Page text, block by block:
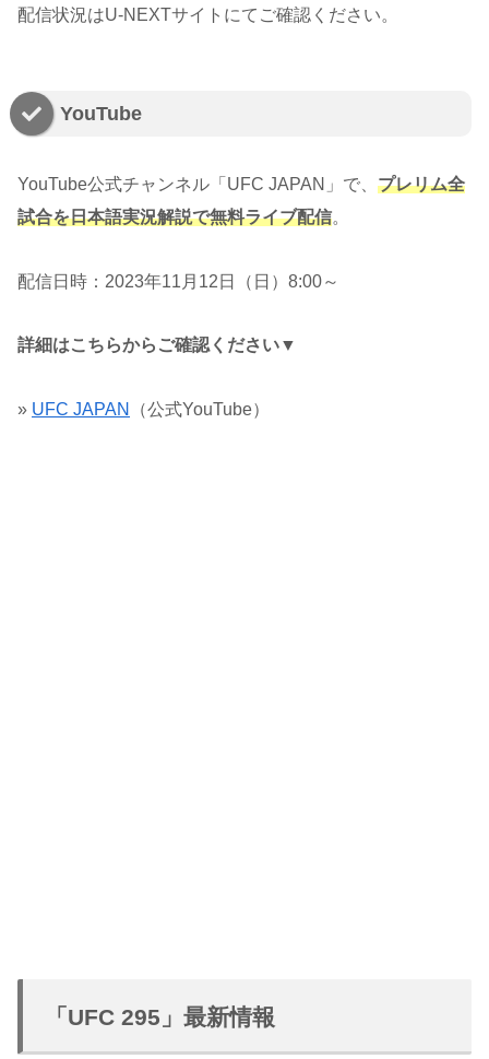
配信状況はU-NEXTサイトにてご確認ください。
YouTube
YouTube公式チャンネル「UFC JAPAN」で、 プレリム全
試合を日本語実況解説で無料ライブ配信。
配信日時：2023年11月12日（日）8:00～
詳細はこちらからご確認ください▼
» UFC JAPAN （公式YouTube）
「UFC 295」最新情報